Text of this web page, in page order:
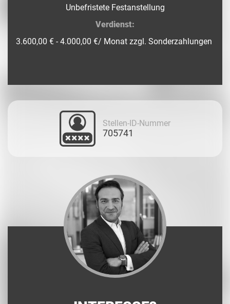
Unbefristete Festanstellung
Verdienst:
3.600,00 € - 4.000,00 €/ Monat zzgl. Sonderzahlungen
Stellen-ID-Nummer
705741